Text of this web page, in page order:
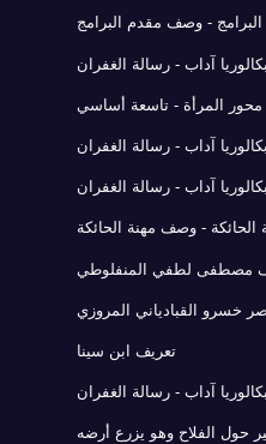
- وصف مقدم البرامج
آداب - رسالة الغفران
المرأة - تاسعة أساسي
آداب - رسالة الغفران
آداب - رسالة الغفران
الحائكة - وصف مهنة الحائكة
مصطفى لطفي المنفلوطي
خسرو القبادياني المروزي
تعريف ابن سينا
آداب - رسالة الغفران
حول الفلاح وهو يزرع أرضه